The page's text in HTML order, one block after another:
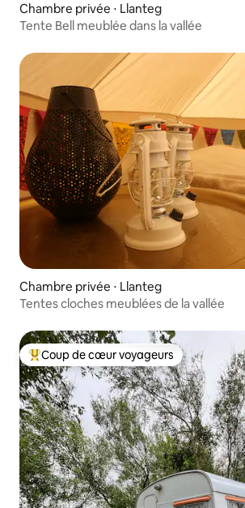
Chambre privée ⋅ Llanteg
Tente Bell meublée dans la vallée
Chambre privée ⋅ Llanteg
Tentes cloches meublées de la vallée
Coups de cœur voyageurs les plus
Coup de cœur voyageurs